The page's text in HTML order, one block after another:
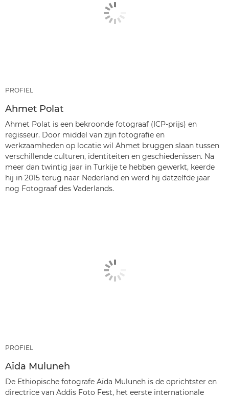
PROFIEL
Ahmet Polat
Ahmet Polat is een bekroonde fotograaf (ICP-prijs) en
regisseur. Door middel van zijn fotografie en
werkzaamheden op locatie wil Ahmet bruggen slaan tussen
verschillende culturen, identiteiten en geschiedenissen. Na
meer dan twintig jaar in Turkije te hebben gewerkt, keerde
hij in 2015 terug naar Nederland en werd hij datzelfde jaar
nog Fotograaf des Vaderlands.
PROFIEL
Aïda Muluneh
De Ethiopische fotografe Aïda Muluneh is de oprichtster en
directrice van Addis Foto Fest, het eerste internationale